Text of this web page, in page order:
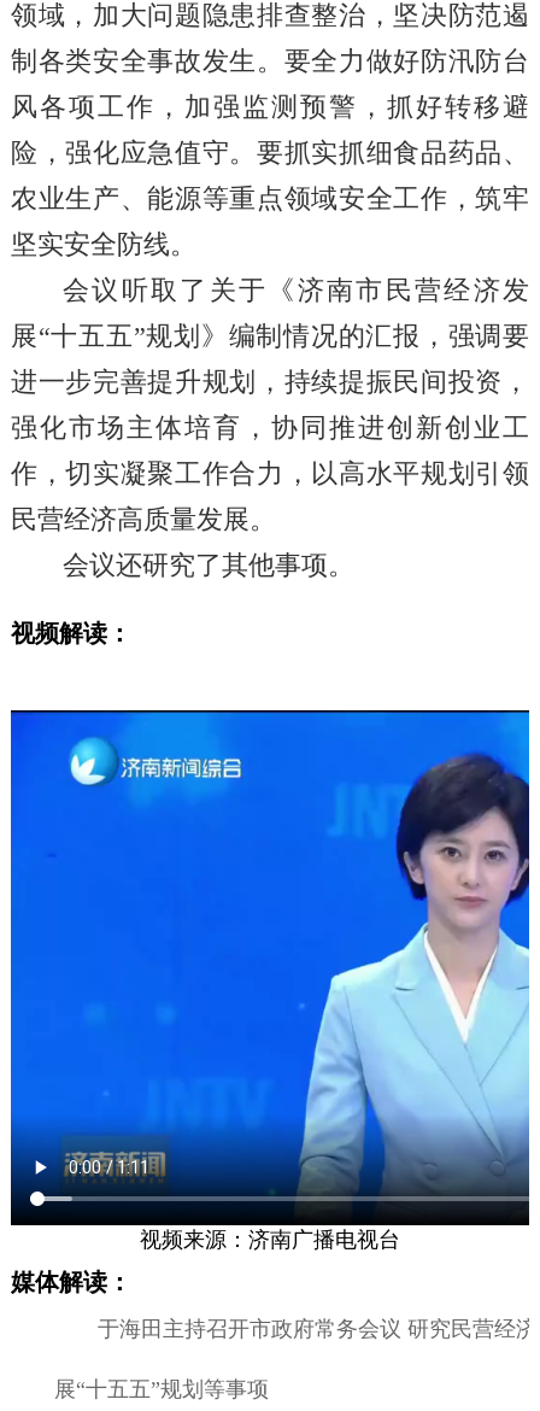
领域，加大问题隐患排查整治，坚决防范遏
制各类安全事故发生。要全力做好防汛防台
风各项工作，加强监测预警，抓好转移避
险，强化应急值守。要抓实抓细食品药品、
农业生产、能源等重点领域安全工作，筑牢
坚实安全防线。
会议听取了关于《济南市民营经济发
展“十五五”规划》编制情况的汇报，强调要
进一步完善提升规划，持续提振民间投资，
强化市场主体培育，协同推进创新创业工
作，切实凝聚工作合力，以高水平规划引领
民营经济高质量发展。
会议还研究了其他事项。
视频解读：
视频来源：济南广播电视台
媒体解读：
于海田主持召开市政府常务会议 研究民营经
展“十五五”规划等事项